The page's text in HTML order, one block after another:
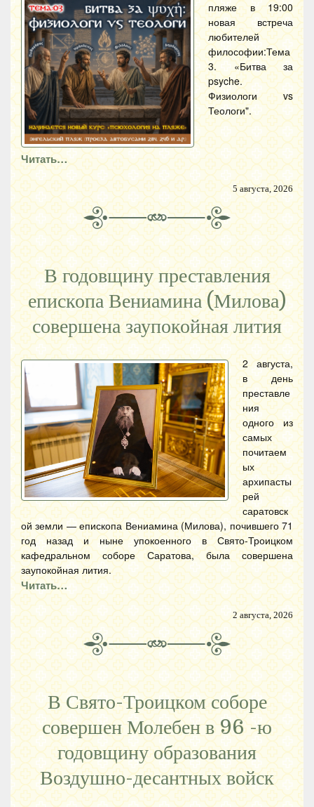
пляже в 19:00
новая встреча
любителей
философии:Тема
3. «Битва за
psyche.
Физиологи vs
Теологи".
Читать…
5 августа, 2026
В годовщину преставления
епископа Вениамина (Милова)
совершена заупокойная лития
2 августа,
в день
преставле
ния
одного из
самых
почитаем
ых
архипасты
рей
саратовск
ой земли — епископа Вениамина (Милова), почившего 71
год назад и ныне упокоенного в Свято-Троицком
кафедральном соборе Саратова, была совершена
заупокойная лития.
Читать…
2 августа, 2026
В Свято-Троицком соборе
совершен Молебен в 96 -ю
годовщину образования
Воздушно-десантных войск